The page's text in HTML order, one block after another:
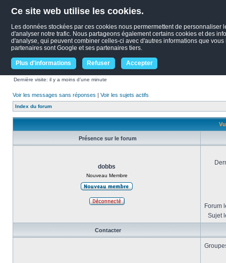
Ce site web utilise les cookies.
Les données stockées par ces cookies nous permermettent de
d'analyser notre trafic. Nous partageons également certains cookies et des
d'analyse, qui peuvent combiner celles-ci avec d'autres informations que
partenaires sont Google et ses partenaires tiers.
Plus d'informations Refuser Accepter
Dernière visite: il y a moins d’une minute
Voir les messages sans réponses | Voir les sujets actifs
Index du forum
Présence sur le forum
dobbs
Nouveau Membre
Forum
Sujet
Contacter